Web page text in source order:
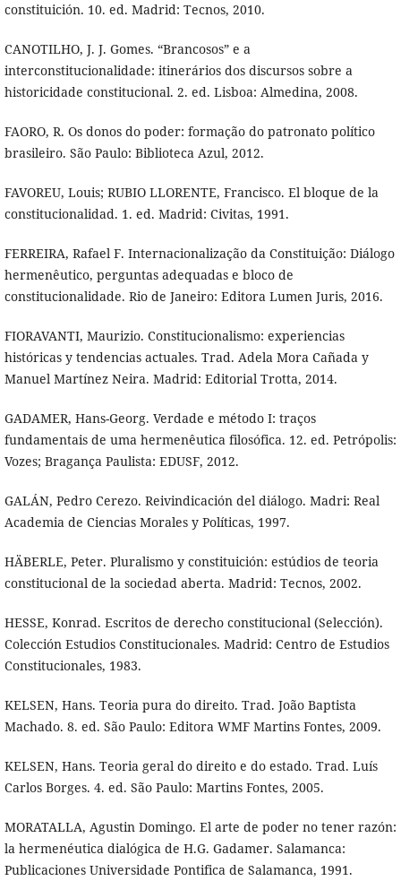
constituición. 10. ed. Madrid: Tecnos, 2010.
CANOTILHO, J. J. Gomes. “Brancosos” e a
interconstitucionalidade: itinerários dos discursos sobre a
historicidade constitucional. 2. ed. Lisboa: Almedina, 2008.
FAORO, R. Os donos do poder: formação do patronato político
brasileiro. São Paulo: Biblioteca Azul, 2012.
FAVOREU, Louis; RUBIO LLORENTE, Francisco. El bloque de la
constitucionalidad. 1. ed. Madrid: Civitas, 1991.
FERREIRA, Rafael F. Internacionalização da Constituição: Diálogo
hermenêutico, perguntas adequadas e bloco de
constitucionalidade. Rio de Janeiro: Editora Lumen Juris, 2016.
FIORAVANTI, Maurizio. Constitucionalismo: experiencias
históricas y tendencias actuales. Trad. Adela Mora Cañada y
Manuel Martínez Neira. Madrid: Editorial Trotta, 2014.
GADAMER, Hans-Georg. Verdade e método I: traços
fundamentais de uma hermenêutica filosófica. 12. ed. Petrópolis:
Vozes; Bragança Paulista: EDUSF, 2012.
GALÁN, Pedro Cerezo. Reivindicación del diálogo. Madri: Real
Academia de Ciencias Morales y Políticas, 1997.
HÄBERLE, Peter. Pluralismo y constituición: estúdios de teoria
constitucional de la sociedad aberta. Madrid: Tecnos, 2002.
HESSE, Konrad. Escritos de derecho constitucional (Selección).
Colección Estudios Constitucionales. Madrid: Centro de Estudios
Constitucionales, 1983.
KELSEN, Hans. Teoria pura do direito. Trad. João Baptista
Machado. 8. ed. São Paulo: Editora WMF Martins Fontes, 2009.
KELSEN, Hans. Teoria geral do direito e do estado. Trad. Luís
Carlos Borges. 4. ed. São Paulo: Martins Fontes, 2005.
MORATALLA, Agustin Domingo. El arte de poder no tener razón:
la hermenéutica dialógica de H.G. Gadamer. Salamanca:
Publicaciones Universidade Pontifica de Salamanca, 1991.